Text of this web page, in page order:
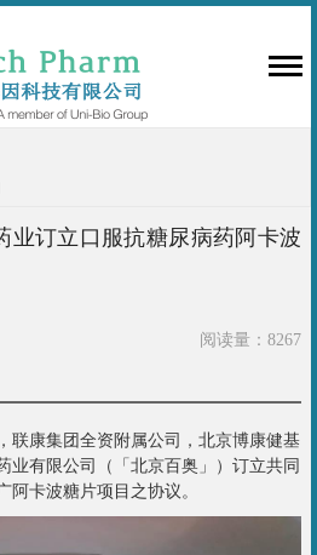
业订立口服抗糖尿病药阿卡波
阅读量：8267
联康集团全资附属公司，北京博康健基
业有限公司（「北京百奥」）订立共同
阿卡波糖片项目之协议。